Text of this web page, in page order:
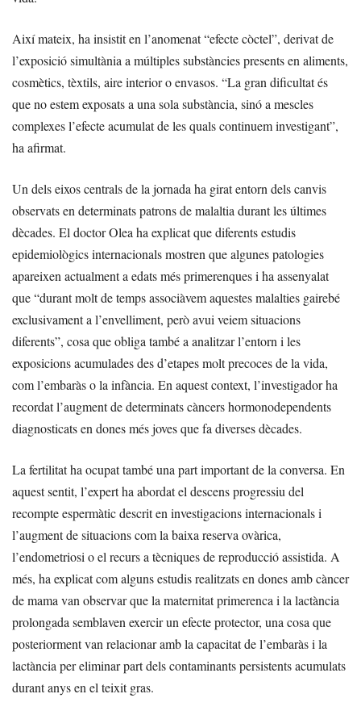
Així mateix, ha insistit en l’anomenat “efecte còctel”, derivat de
l’exposició simultània a múltiples substàncies presents en aliments,
cosmètics, tèxtils, aire interior o envasos. “La gran dificultat és
que no estem exposats a una sola substància, sinó a mescles
complexes l’efecte acumulat de les quals continuem investigant”,
ha afirmat.
Un dels eixos centrals de la jornada ha girat entorn dels canvis
observats en determinats patrons de malaltia durant les últimes
dècades. El doctor Olea ha explicat que diferents estudis
epidemiològics internacionals mostren que algunes patologies
apareixen actualment a edats més primerenques i ha assenyalat
que “durant molt de temps associàvem aquestes malalties gairebé
exclusivament a l’envelliment, però avui veiem situacions
diferents”, cosa que obliga també a analitzar l’entorn i les
exposicions acumulades des d’etapes molt precoces de la vida,
com l’embaràs o la infància. En aquest context, l’investigador ha
recordat l’augment de determinats càncers hormonodependents
diagnosticats en dones més joves que fa diverses dècades.
La fertilitat ha ocupat també una part important de la conversa. En
aquest sentit, l’expert ha abordat el descens progressiu del
recompte espermàtic descrit en investigacions internacionals i
l’augment de situacions com la baixa reserva ovàrica,
l’endometriosi o el recurs a tècniques de reproducció assistida. A
més, ha explicat com alguns estudis realitzats en dones amb càncer
de mama van observar que la maternitat primerenca i la lactància
prolongada semblaven exercir un efecte protector, una cosa que
posteriorment van relacionar amb la capacitat de l’embaràs i la
lactància per eliminar part dels contaminants persistents acumulats
durant anys en el teixit gras.